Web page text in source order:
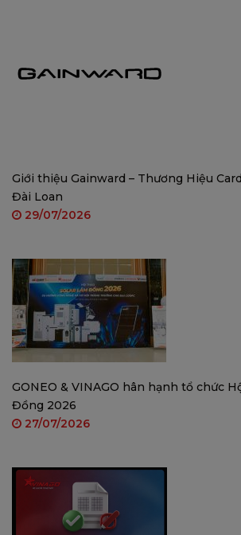
Sản phẩm được phân phối bảo
Giới thiệu Gainward – Thương Hiệu
Đài Loan
29/07/2026
GONEO & VINAGO hân hạnh tổ chức
Đồng 2026
27/07/2026